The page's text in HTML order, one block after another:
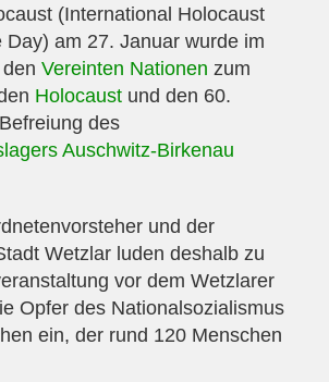
(International Holocaust
Day) am 27. Januar wurde im
Vereinten Nationen zum
Holocaustund den 60.
des
Auschwitz-Birkenau
und der
Wetzlar luden deshalb zu
vor dem Wetzlarer
Opfer des Nationalsozialismus
ein, der rund 120 Menschen